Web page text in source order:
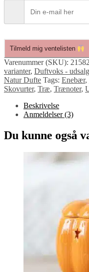
Tilmeld mig ventelisten
Varenummer (SKU):
varianter, Duftvoks -
Natur Dufte Tags: Enebær,
Skovurter, Træ, Trænoter,
Beskrivelse
Anmeldelser (3)
Du kunne også